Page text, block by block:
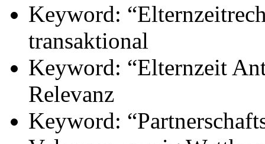
Keyword:
transaktional
Keyword: “Elternzeit
Relevanz
Keyword: